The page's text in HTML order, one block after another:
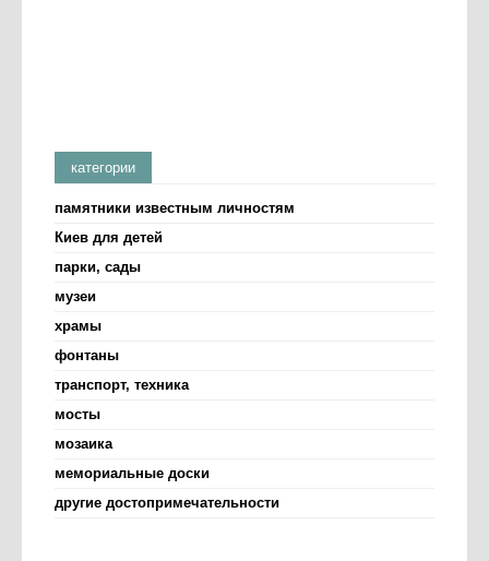
категории
памятники известным личностям
Киев для детей
парки, сады
музеи
храмы
фонтаны
транспорт, техника
мосты
мозаика
мемориальные доски
другие достопримечательности